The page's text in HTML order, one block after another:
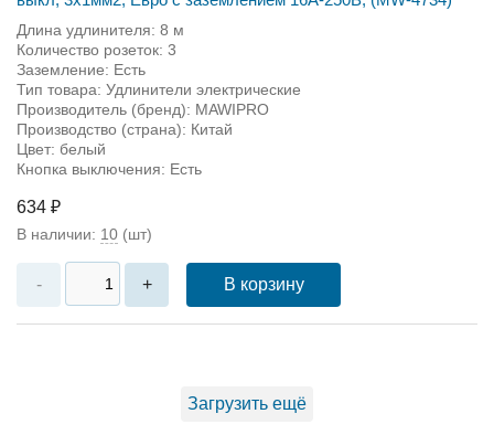
Длина удлинителя: 8 м
Количество розеток: 3
Заземление: Есть
Тип товара: Удлинители электрические
Производитель (бренд): MAWIPRO
Производство (страна): Китай
Цвет: белый
Кнопка выключения: Есть
634 ₽
В наличии: 10 (шт)
- + В корзину
Загрузить ещё